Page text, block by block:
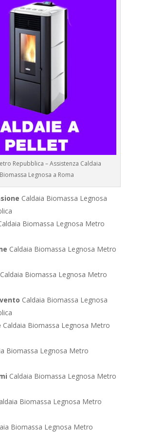
Repubblica – Assistenza Caldaia
Biomassa Legnosa a Roma
Caldaia Biomassa Legnosa
Biomassa Legnosa Metro
Caldaia Biomassa Legnosa Metro
Caldaia Biomassa Legnosa Metro
Caldaia Biomassa Legnosa
Caldaia Biomassa Legnosa Metro
Biomassa Legnosa Metro
Caldaia Biomassa Legnosa Metro
Biomassa Legnosa Metro
Biomassa Legnosa Metro